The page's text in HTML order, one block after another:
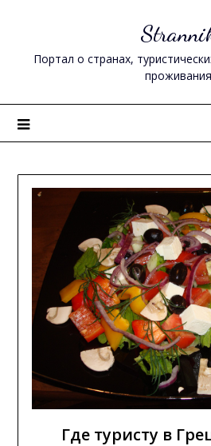
contentПортал о странах,
проживания
Где туристу в